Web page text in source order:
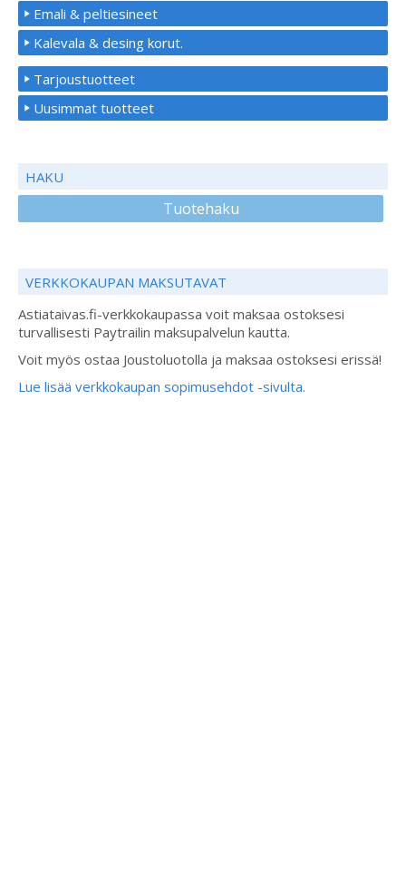
Emali & peltiesineet
Kalevala & desing korut.
Tarjoustuotteet
Uusimmat tuotteet
HAKU
Tuotehaku
VERKKOKAUPAN MAKSUTAVAT
Astiataivas.fi-verkkokaupassa voit maksaa ostoksesi
turvallisesti Paytrailin maksupalvelun kautta.
Voit myös ostaa Joustoluotolla ja maksaa ostoksesi erissä!
Lue lisää verkkokaupan sopimusehdot -sivulta.